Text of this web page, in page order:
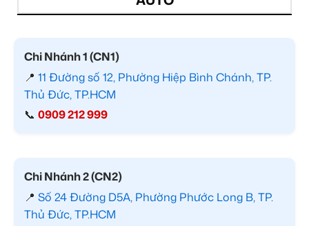
Chi Nhánh 1 (CN1)
📍 11 Đường số 12, Phường Hiệp Bình Chánh, TP.
Thủ Đức, TP.HCM
📞 0909 212 999
Chi Nhánh 2 (CN2)
📍 Số 24 Đường D5A, Phường Phước Long B, TP.
Thủ Đức, TP.HCM